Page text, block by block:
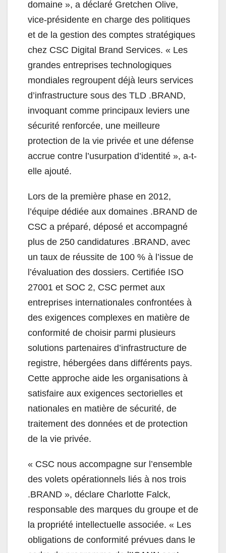
domaine », a déclaré Gretchen Olive,
vice-présidente en charge des politiques
et de la gestion des comptes stratégiques
chez CSC Digital Brand Services. « Les
grandes entreprises technologiques
mondiales regroupent déjà leurs services
d’infrastructure sous des TLD .BRAND,
invoquant comme principaux leviers une
sécurité renforcée, une meilleure
protection de la vie privée et une défense
accrue contre l’usurpation d’identité », a-t-
elle ajouté.
Lors de la première phase en 2012,
l’équipe dédiée aux domaines .BRAND de
CSC a préparé, déposé et accompagné
plus de 250 candidatures .BRAND, avec
un taux de réussite de 100 % à l’issue de
l’évaluation des dossiers. Certifiée ISO
27001 et SOC 2, CSC permet aux
entreprises internationales confrontées à
des exigences complexes en matière de
conformité de choisir parmi plusieurs
solutions partenaires d’infrastructure de
registre, hébergées dans différents pays.
Cette approche aide les organisations à
satisfaire aux exigences sectorielles et
nationales en matière de sécurité, de
traitement des données et de protection
de la vie privée.
« CSC nous accompagne sur l’ensemble
des volets opérationnels liés à nos trois
.BRAND », déclare Charlotte Falck,
responsable des marques du groupe et de
la propriété intellectuelle associée. « Les
obligations de conformité prévues dans le